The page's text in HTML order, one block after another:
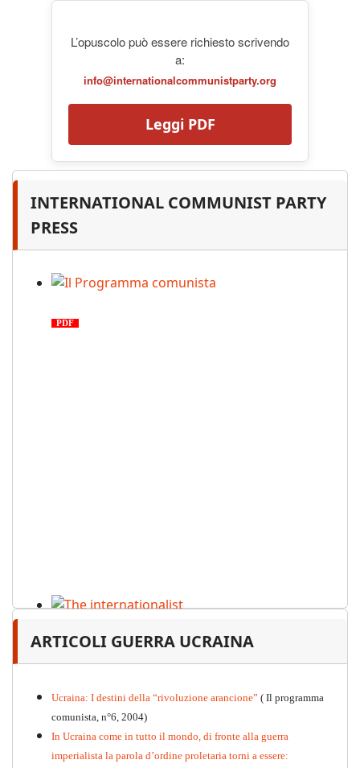
L’opuscolo può essere richiesto scrivendo
a:
info@internationalcommunistparty.org
Leggi PDF
INTERNATIONAL COMMUNIST PARTY
PRESS
PDF
PDF n.12, 2026
ARTICOLI GUERRA UCRAINA
Ucraina: I destini della “rivoluzione arancione” ( Il programma
comunista, n°6, 2004)
In Ucraina come in tutto il mondo, di fronte alla guerra
imperialista la parola d’ordine proletaria torni a essere: